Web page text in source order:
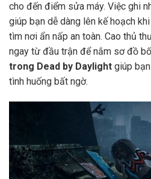
cho đến điểm sửa máy. Việc ghi
giúp bạn dễ dàng lên kế hoạch
tìm nơi ẩn nấp an toàn. Cao thủ
ngay từ đầu trận để nắm sơ đồ
trong Dead by Daylight giúp
tình huống bất ngờ.